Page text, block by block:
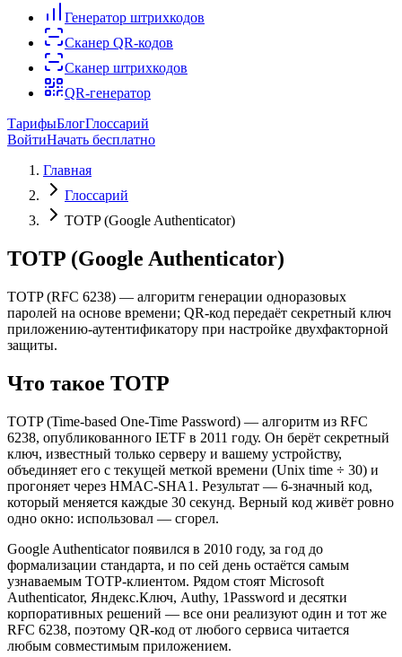
Генератор штрихкодов
Сканер QR-кодов
Сканер штрихкодов
QR-генератор
ТарифыБлогГлоссарий
ВойтиНачать бесплатно
Главная
Глоссарий
TOTP (Google Authenticator)
TOTP (Google Authenticator)
TOTP (RFC 6238) — алгоритм генерации одноразовых
паролей на основе времени; QR-код передаёт секретный ключ
приложению-аутентификатору при настройке двухфакторной
защиты.
Что такое TOTP
TOTP (Time-based One-Time Password) — алгоритм из RFC
6238, опубликованного IETF в 2011 году. Он берёт секретный
ключ, известный только серверу и вашему устройству,
объединяет его с текущей меткой времени (Unix time ÷ 30) и
прогоняет через HMAC-SHA1. Результат — 6-значный код,
который меняется каждые 30 секунд. Верный код живёт ровно
одно окно: использовал — сгорел.
Google Authenticator появился в 2010 году, за год до
формализации стандарта, и по сей день остаётся самым
узнаваемым TOTP-клиентом. Рядом стоят Microsoft
Authenticator, Яндекс.Ключ, Authy, 1Password и десятки
корпоративных решений — все они реализуют один и тот же
RFC 6238, поэтому QR-код от любого сервиса читается
любым совместимым приложением.